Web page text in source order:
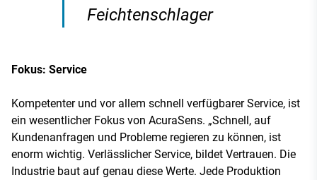
Feichtenschlager
Fokus: Service
Kompetenter und vor allem schnell verfügbarer Service, ist
ein wesentlicher Fokus von AcuraSens. „Schnell, auf
Kundenanfragen und Probleme regieren zu können, ist
enorm wichtig. Verlässlicher Service, bildet Vertrauen. Die
Industrie baut auf genau diese Werte. Jede Produktion